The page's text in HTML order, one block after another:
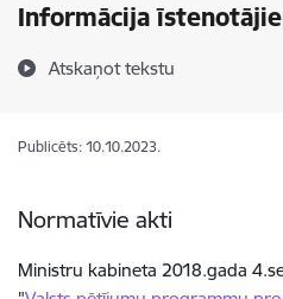
Informācija
Atskaņot tekstu
Publicēts: 10.10.2023.
Normatīvie akti
Ministru kabineta 2018.gada